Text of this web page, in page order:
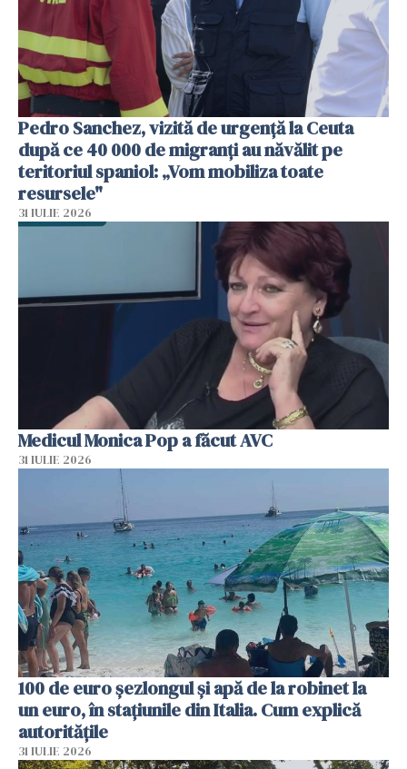
Pedro Sanchez, vizită de urgență la Ceuta
după ce 40 000 de migranți au năvălit pe
teritoriul spaniol: „Vom mobiliza toate
resursele"
31 IULIE 2026
Medicul Monica Pop a făcut AVC
31 IULIE 2026
100 de euro șezlongul și apă de la robinet la
un euro, în stațiunile din Italia. Cum explică
autoritățile
31 IULIE 2026